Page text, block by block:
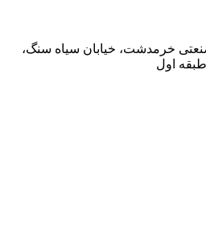
خرمدشت، خیابان سیاه سنگ،